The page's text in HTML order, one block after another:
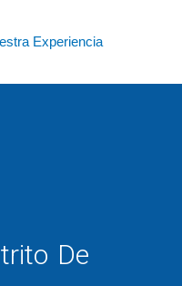
Experiencia
De